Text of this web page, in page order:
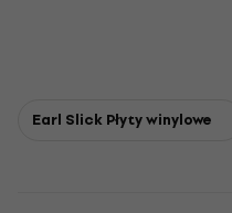
Earl Slick Płyty winylowe